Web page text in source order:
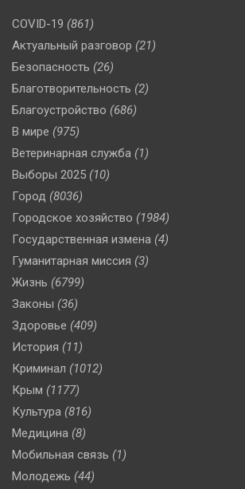
COVID-19 (861)
Актуальный разговор (21)
Безопасность (26)
Благотворительность (2)
Благоустройство (686)
В мире (975)
Ветеринарная служба (1)
Выборы 2025 (10)
Город (8036)
Городское хозяйство (1984)
Государственная измена (4)
Гуманитарная миссия (3)
Жизнь (6799)
Законы (36)
Здоровье (409)
История (11)
Криминал (1012)
Крым (1177)
Культура (816)
Медицина (8)
Мобильная связь (1)
Молодежь (44)